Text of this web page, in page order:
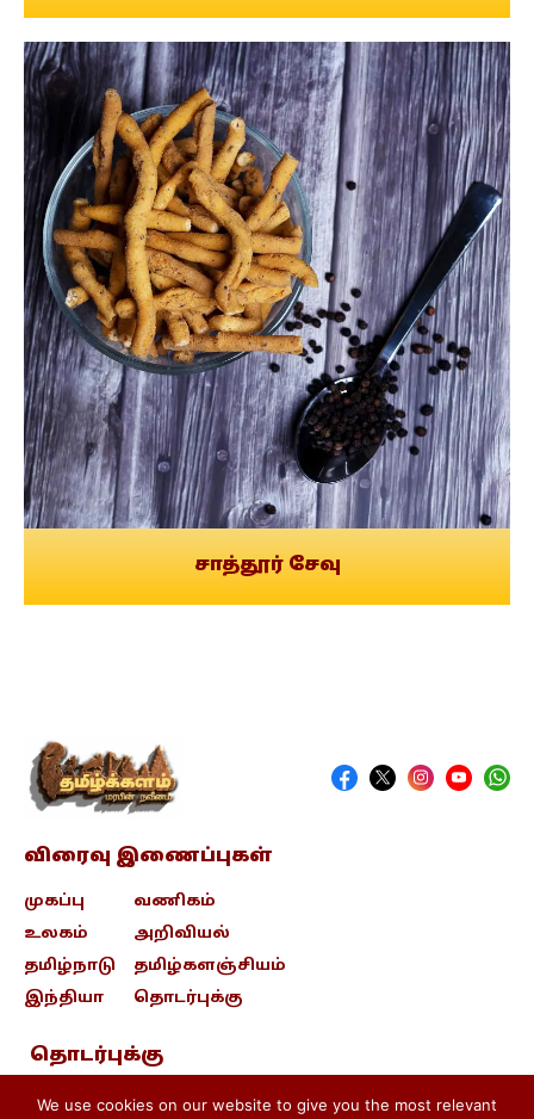
சாத்தூர் சேவு
விரைவு இணைப்புகள்
முகப்பு
உலகம்
தமிழ்நாடு
இந்தியா
வணிகம்
அறிவியல்
தமிழ்களஞ்சியம்
தொடர்புக்கு
தொடர்புக்கு
contact@tamizhkalam.com
We use cookies on our website to give you the most relevant